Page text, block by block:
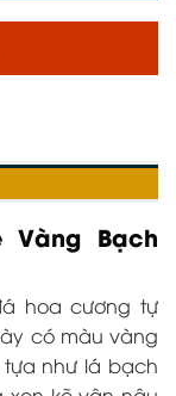
Vàng Bạch
hoa cương tự
có màu vàng
như lá bạch